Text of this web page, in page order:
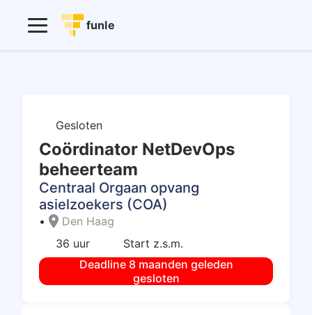
funle
Coördinator NetDevOps
beheerteam
Gesloten
Centraal Orgaan opvang
asielzoekers (COA)
• location_on Den Haag
36 uur
Start z.s.m.
Deadline 8 maanden geleden
gesloten